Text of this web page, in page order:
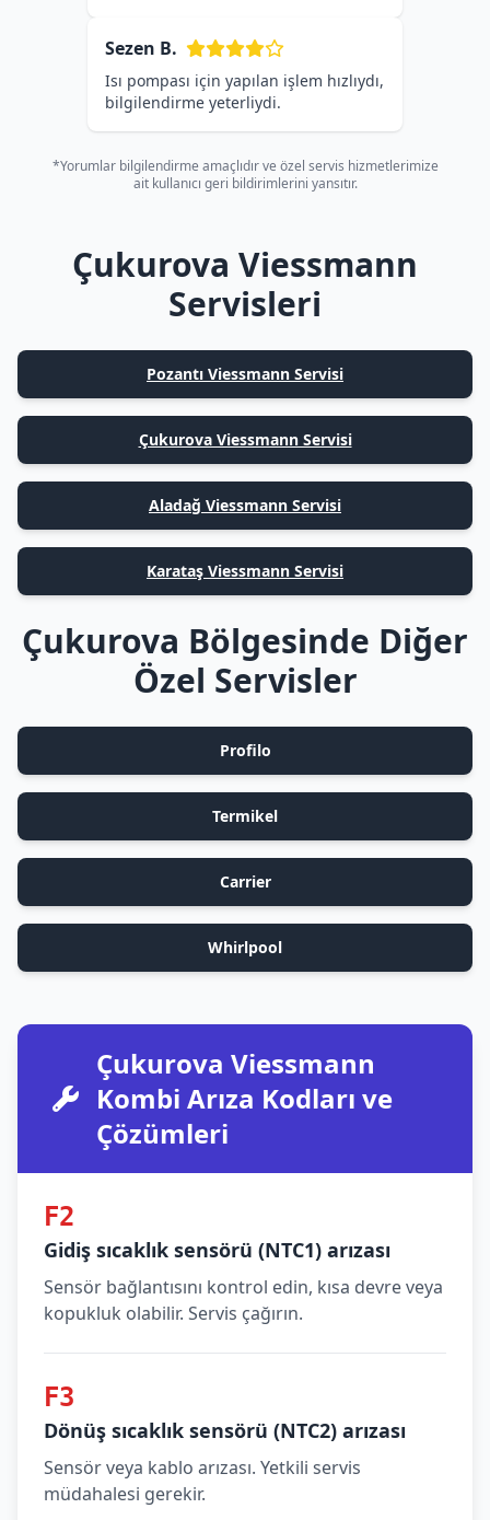
Sezen B.
Isı pompası için yapılan işlem hızlıydı,
bilgilendirme yeterliydi.
*Yorumlar bilgilendirme amaçlıdır ve özel servis hizmetlerimize
ait kullanıcı geri bildirimlerini yansıtır.
Çukurova Viessmann
Servisleri
Pozantı Viessmann Servisi
Çukurova Viessmann Servisi
Aladağ Viessmann Servisi
Karataş Viessmann Servisi
Çukurova Bölgesinde Diğer
Özel Servisler
Profilo
Termikel
Carrier
Whirlpool
Çukurova Viessmann
Kombi Arıza Kodları ve
Çözümleri
F2
Gidiş sıcaklık sensörü (NTC1) arızası
Sensör bağlantısını kontrol edin, kısa devre veya
kopukluk olabilir. Servis çağırın.
F3
Dönüş sıcaklık sensörü (NTC2) arızası
Sensör veya kablo arızası. Yetkili servis
müdahalesi gerekir.